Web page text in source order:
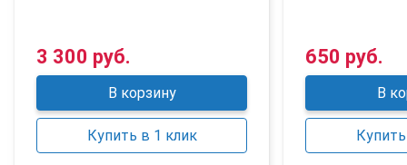
3 300 руб.
В корзину
Купить в 1 клик
650 руб.
В